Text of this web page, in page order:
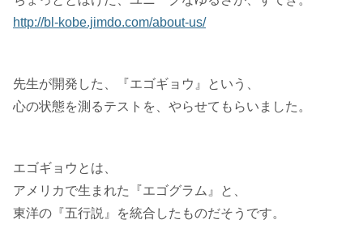
http://bl-kobe.jimdo.com/about-us/
先生が開発した、『エゴギョウ』という、
心の状態を測るテストを、やらせてもらいました。
エゴギョウとは、
アメリカで生まれた『エゴグラム』と、
東洋の『五行説』を統合したものだそうです。